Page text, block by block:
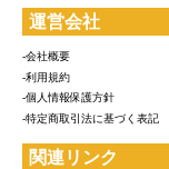
運営会社
-会社概要
-利用規約
-個人情報保護方針
-特定商取引法に基づく表記
関連リンク